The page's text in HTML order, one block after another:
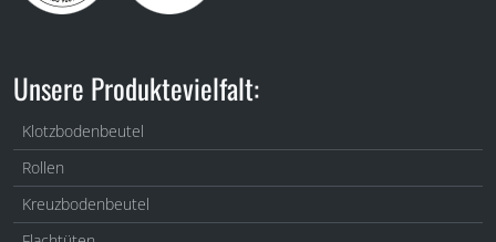
Unsere Produktevielfalt:
Klotzbodenbeutel
Rollen
Kreuzbodenbeutel